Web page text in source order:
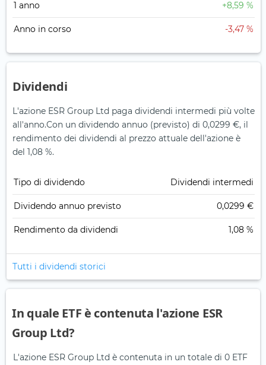
1 anno +8,59 %
Anno in corso -3,47 %
Dividendi
L'azione ESR Group Ltd paga dividendi intermedi più volte
all'anno.Con un dividendo annuo (previsto) di 0,0299 €, il
rendimento dei dividendi al prezzo attuale dell'azione è
del 1,08 %.
Tipo di dividendo Dividendi intermedi
Dividendo annuo previsto 0,0299 €
Rendimento da dividendi 1,08 %
Tutti i dividendi storici
In quale ETF è contenuta l'azione ESR
Group Ltd?
L'azione ESR Group Ltd è contenuta in un totale di 0 ETF